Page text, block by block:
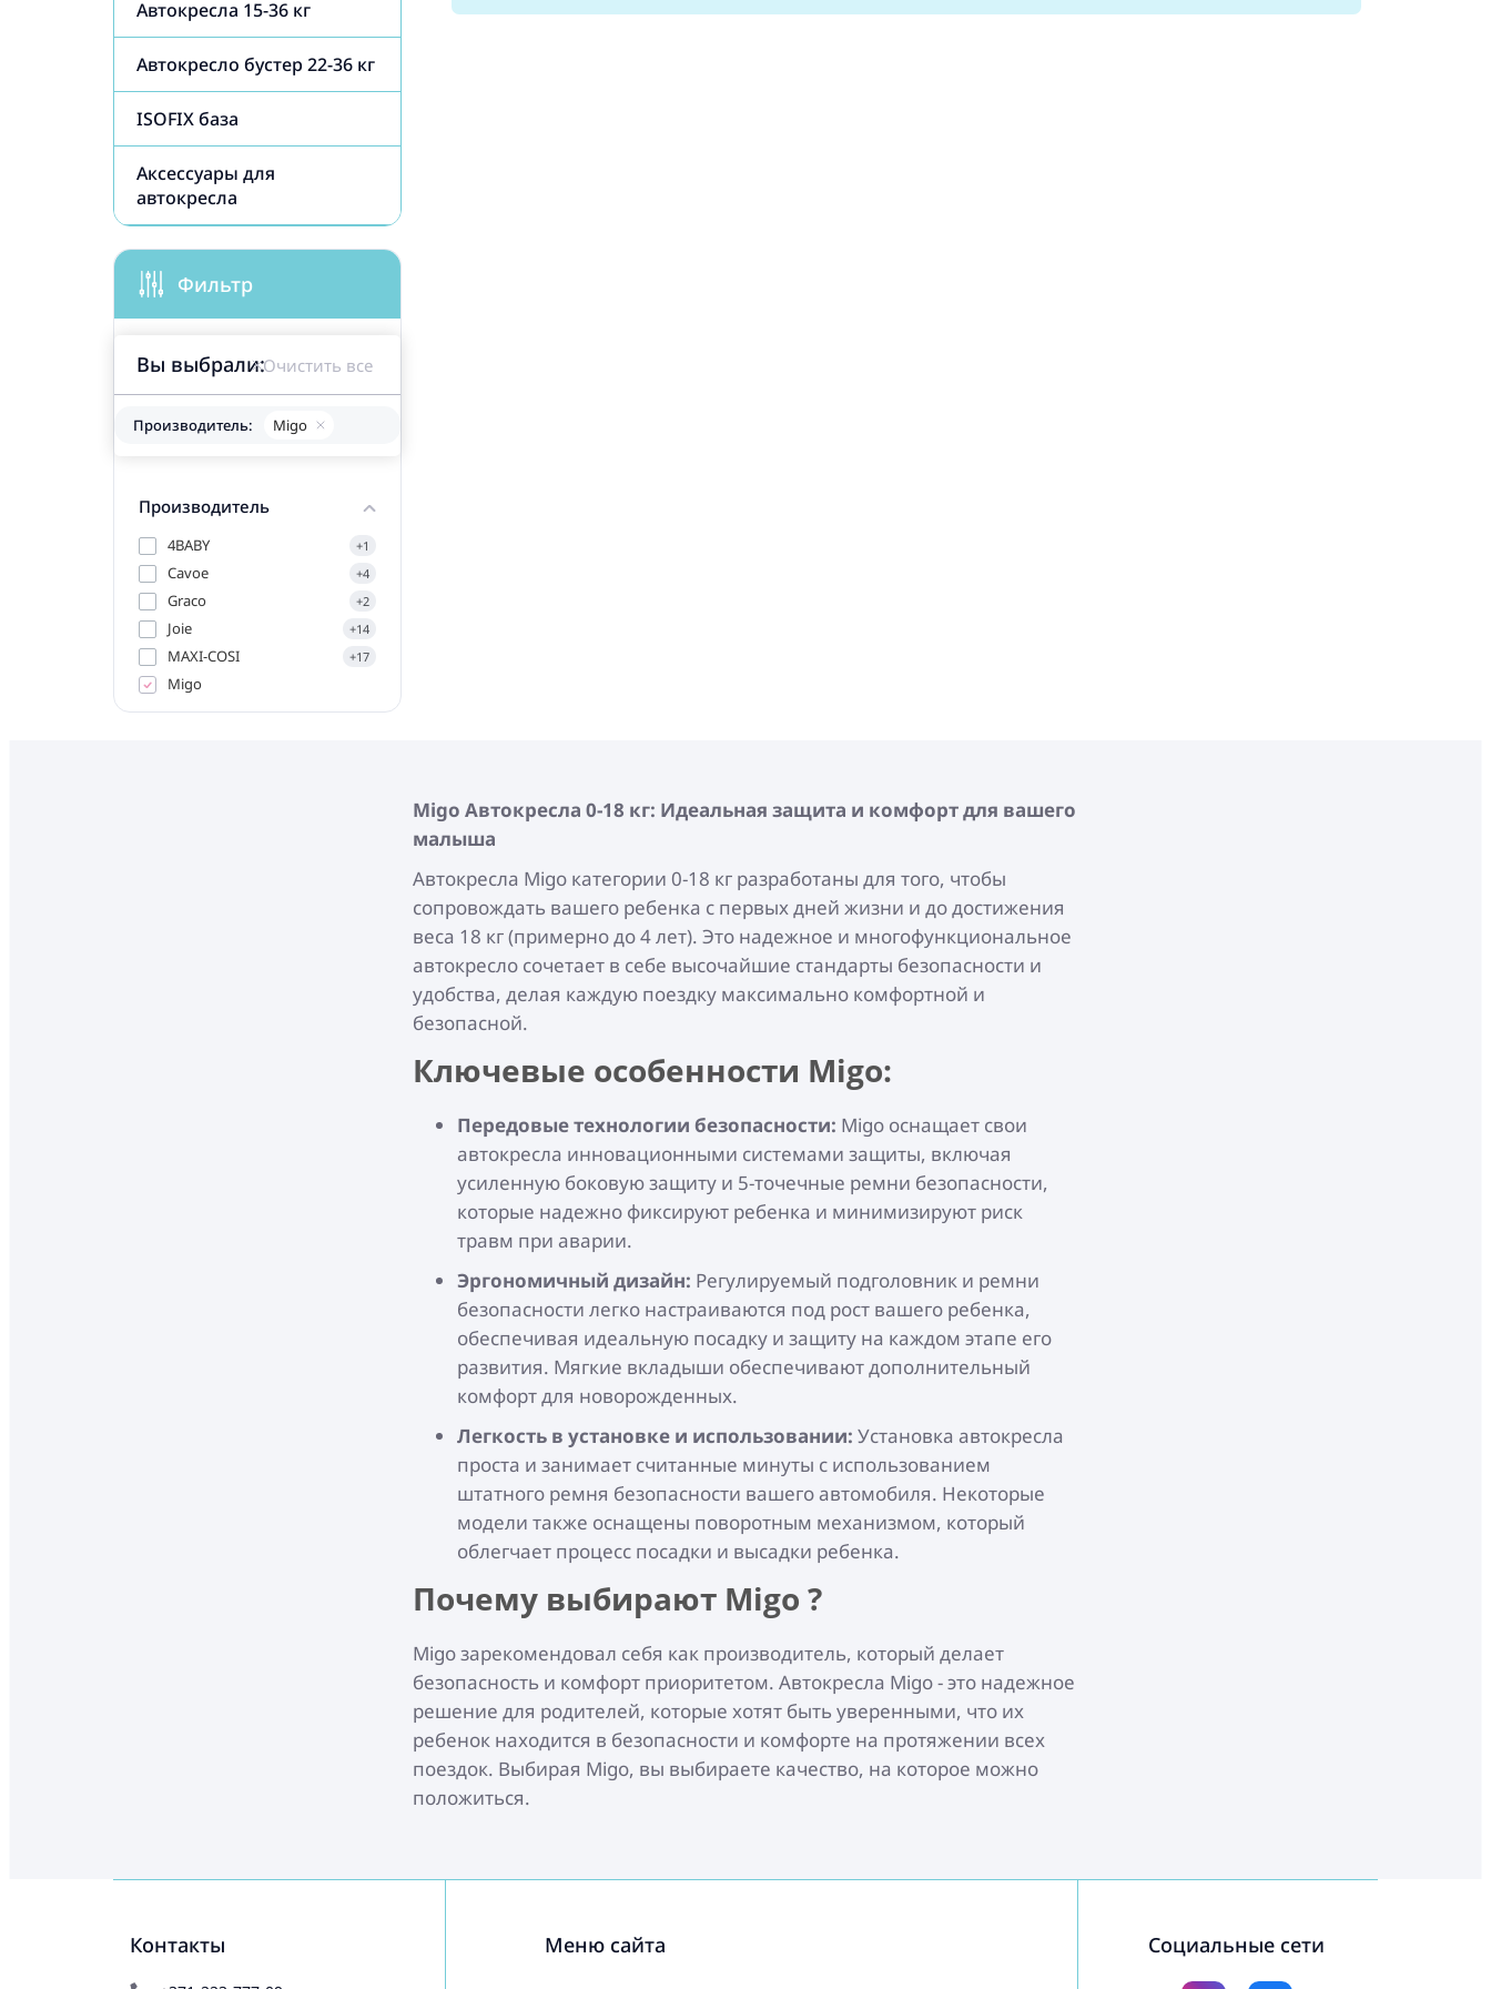
Автокресла 15-36 кг
Автокресло бустер 22-36 кг
ISOFIX база
Аксессуары для
автокресла
Фильтр
Вы выбрали:
Производитель: Migo
Очистить все
Производитель
4BABY +1
Cavoe +4
Graco +2
Joie +14
MAXI-COSI +17
Migo
Migo Автокресла 0-18 кг: Идеальная защита и комфорт для вашего
малыша
Автокресла Migo категории 0-18 кг разработаны для того, чтобы
сопровождать вашего ребенка с первых дней жизни и до достижения
веса 18 кг (примерно до 4 лет). Это надежное и многофункциональное
автокресло сочетает в себе высочайшие стандарты безопасности и
удобства, делая каждую поездку максимально комфортной и
безопасной.
Ключевые особенности Migo:
Передовые технологии безопасности: Migo оснащает свои
автокресла инновационными системами защиты, включая
усиленную боковую защиту и 5-точечные ремни безопасности,
которые надежно фиксируют ребенка и минимизируют риск
травм при аварии.
Эргономичный дизайн: Регулируемый подголовник и ремни
безопасности легко настраиваются под рост вашего ребенка,
обеспечивая идеальную посадку и защиту на каждом этапе его
развития. Мягкие вкладыши обеспечивают дополнительный
комфорт для новорожденных.
Легкость в установке и использовании: Установка автокресла
проста и занимает считанные минуты с использованием
штатного ремня безопасности вашего автомобиля. Некоторые
модели также оснащены поворотным механизмом, который
облегчает процесс посадки и высадки ребенка.
Почему выбирают Migo ?
Migo зарекомендовал себя как производитель, который делает
безопасность и комфорт приоритетом. Автокресла Migo - это надежное
решение для родителей, которые хотят быть уверенными, что их
ребенок находится в безопасности и комфорте на протяжении всех
поездок. Выбирая Migo, вы выбираете качество, на которое можно
положиться.
Контакты Меню сайта Социальные сети